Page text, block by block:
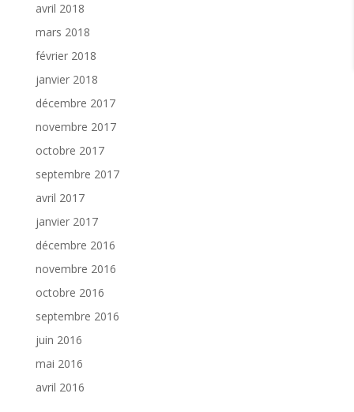
avril 2018
mars 2018
février 2018
janvier 2018
décembre 2017
novembre 2017
octobre 2017
septembre 2017
avril 2017
janvier 2017
décembre 2016
novembre 2016
octobre 2016
septembre 2016
juin 2016
mai 2016
avril 2016